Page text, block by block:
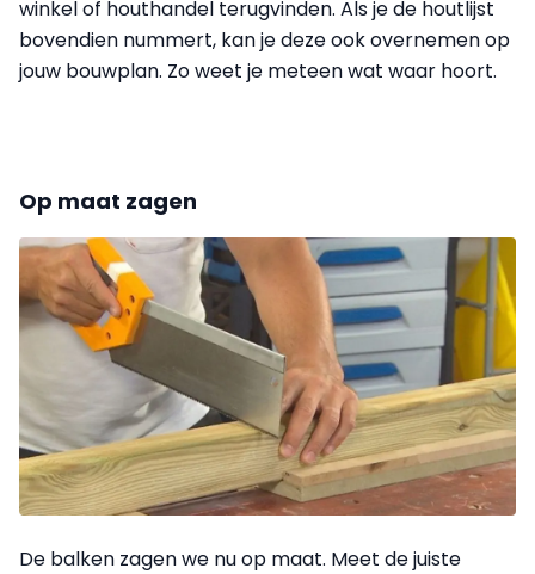
winkel of houthandel terugvinden. Als je de houtlijst
bovendien nummert, kan je deze ook overnemen op
jouw bouwplan. Zo weet je meteen wat waar hoort.
Op maat zagen
De balken zagen we nu op maat. Meet de juiste